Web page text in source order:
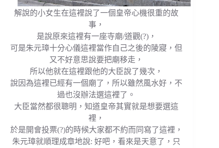
解說的小女生在這裡說了一個皇帝心機很重的故
事，
是說原來這裡有一座寺廟/道觀(?)，
可是朱元璋十分心儀這裡當作自己之後的陵寢，但
又不好意思說要把廟移走，
所以他就在這裡跟他的大臣說了幾次，
說因為這裡已經有一個廟了，所以雖然風水好，不
過也沒辦法選這裡了。
大臣當然都很聰明，知道皇帝其實就是想要選這
裡，
於是開會投票(?)的時候大家都不約而同寫了這裡，
朱元璋就順理成章地說: 好吧，看來是天意了，只